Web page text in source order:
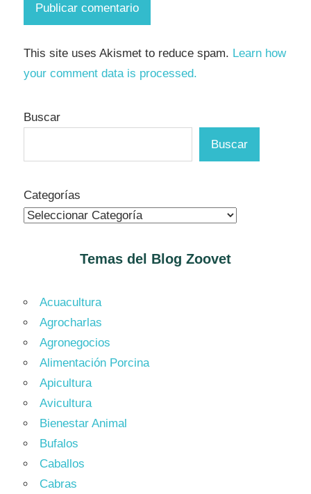
This site uses Akismet to reduce spam. Learn how
your comment data is processed.
Buscar
Buscar
Categorías
Temas del Blog Zoovet
Acuacultura
Agrocharlas
Agronegocios
Alimentación Porcina
Apicultura
Avicultura
Bienestar Animal
Bufalos
Caballos
Cabras